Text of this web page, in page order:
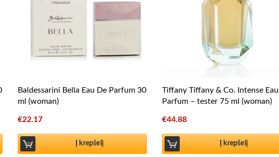
Baldessarini Bella Eau De Parfum 30
ml (woman)
€22.17
Į krepšelį
Tiffany Tiffany & Co. Intense
Parfum – tester 75 ml (woman)
€44.88
Į krepšelį